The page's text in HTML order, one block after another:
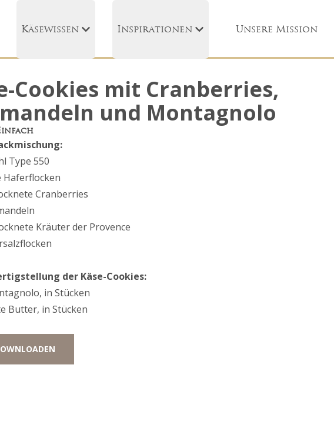
Käsewissen Inspirationen Unsere Mission
Cookies mit Cranberries,
und Montagnolo
Type 550
Haferflocken
Cranberries
Kräuter der Provence
der Käse-Cookies:
in Stücken
Butter, in Stücken